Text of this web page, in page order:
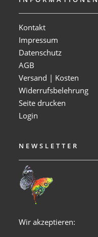
Kontakt
Impressum
Datenschutz
AGB
Versand | Kosten
Widerrufsbelehrung
Seite drucken
Login
NEWSLETTER
Wir akzeptieren: